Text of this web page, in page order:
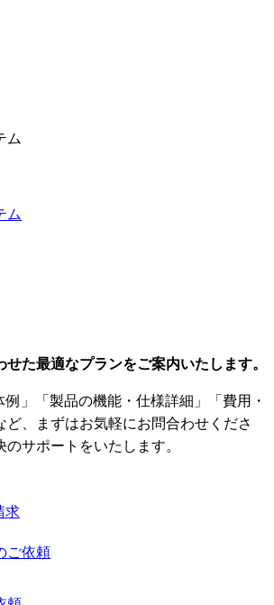
ム
ム
た最適なプランをご案内いたします。
例」「製品の機能・仕様詳細」「費用・
ど、まずはお気軽にお問合わせくださ
サポートをいたします。
求
ご依頼